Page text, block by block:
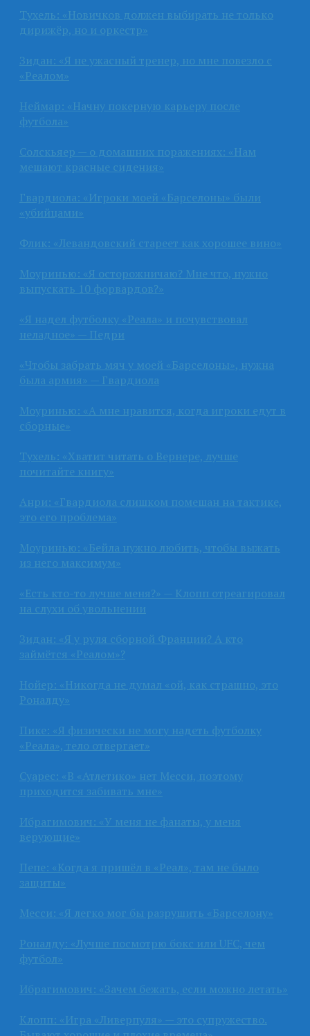
Тухель: «Новичков должен выбирать не только
дирижёр, но и оркестр»
Зидан: «Я не ужасный тренер, но мне повезло с
«Реалом»
Неймар: «Начну покерную карьеру после
футбола»
Солскьяер — о домашних поражениях: «Нам
мешают красные сидения»
Гвардиола: «Игроки моей «Барселоны» были
«убийцами»
Флик: «Левандовский стареет как хорошее вино»
Моуринью: «Я осторожничаю? Мне что, нужно
выпускать 10 форвардов?»
«Я надел футболку «Реала» и почувствовал
неладное» — Педри
«Чтобы забрать мяч у моей «Барселоны», нужна
была армия» — Гвардиола
Моуринью: «А мне нравится, когда игроки едут в
сборные»
Тухель: «Хватит читать о Вернере, лучше
почитайте книгу»
Анри: «Гвардиола слишком помешан на тактике,
это его проблема»
Моуринью: «Бейла нужно любить, чтобы выжать
из него максимум»
«Есть кто-то лучше меня?» — Клопп отреагировал
на слухи об увольнении
Зидан: «Я у руля сборной Франции? А кто
займётся «Реалом»?
Нойер: «Никогда не думал «ой, как страшно, это
Роналду»
Пике: «Я физически не могу надеть футболку
«Реала», тело отвергает»
Суарес: «В «Атлетико» нет Месси, поэтому
приходится забивать мне»
Ибрагимович: «У меня не фанаты, у меня
верующие»
Пепе: «Когда я пришёл в «Реал», там не было
защиты»
Месси: «Я легко мог бы разрушить «Барселону»
Роналду: «Лучше посмотрю бокс или UFC, чем
футбол»
Ибрагимович: «Зачем бежать, если можно летать»
Клопп: «Игра «Ливерпуля» — это супружество.